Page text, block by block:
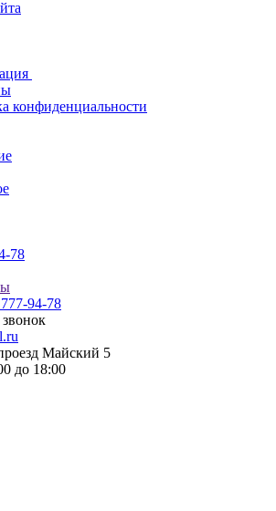
конфиденциальности
78
94-78
звонок
Майский 5
до 18:00